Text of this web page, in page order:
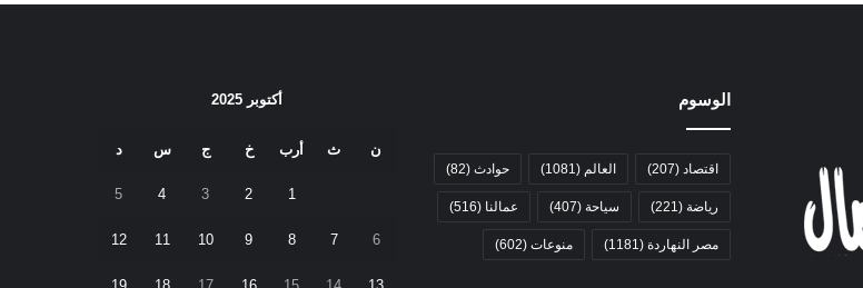
الوسوم
اقتصاد (207) العالم (1081) حوادث (82)
رياضة (221) سياحة (407) عمالنا (516)
مصر النهاردة (1181) منوعات (602)
أكتوبر 2025
ن ث أرب خ ج س د
1
2
3
4
5
6
7
8
9
10
11
12